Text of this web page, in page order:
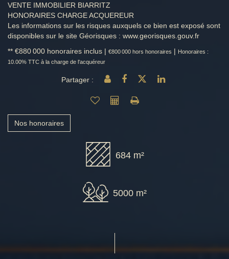
VENTE IMMOBILIER BIARRITZ
HONORAIRES CHARGE ACQUEREUR
Les informations sur les risques auxquels ce bien est exposé sont
disponibles sur le site Géorisques : www.georisques.gouv.fr
** €880 000 honoraires inclus | €800 000 hors honoraires | Honoraires :
10.00% TTC à la charge de l'acquéreur
Partager :
Nos honoraires
684 m²
5000 m²